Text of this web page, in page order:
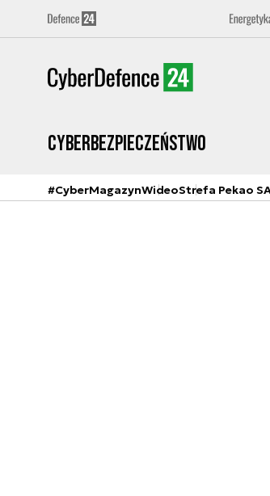
Cyberbezpieczeństwo
#CyberMagazynWideoStrefa Pekao